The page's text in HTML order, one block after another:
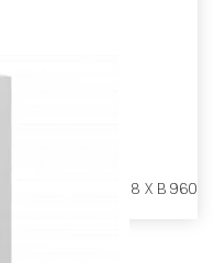
Ш 300 X Г 318 X В 960